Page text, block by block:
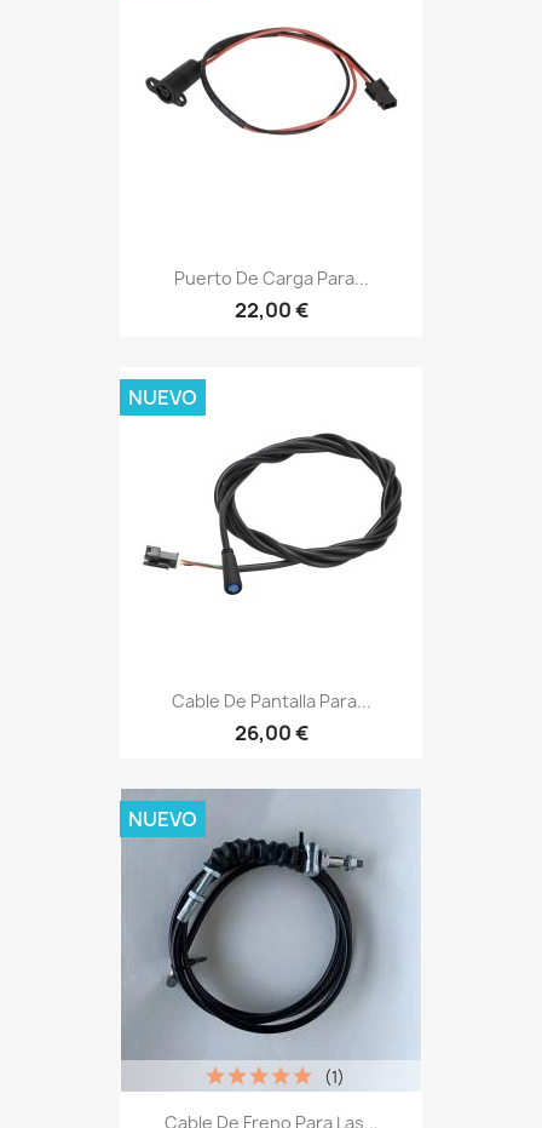
Puerto De Carga Para...
22,00 €
Cable De Pantalla Para...
26,00 €
NUEVO
Cable De Freno Para Las...
(1)
NUEVO